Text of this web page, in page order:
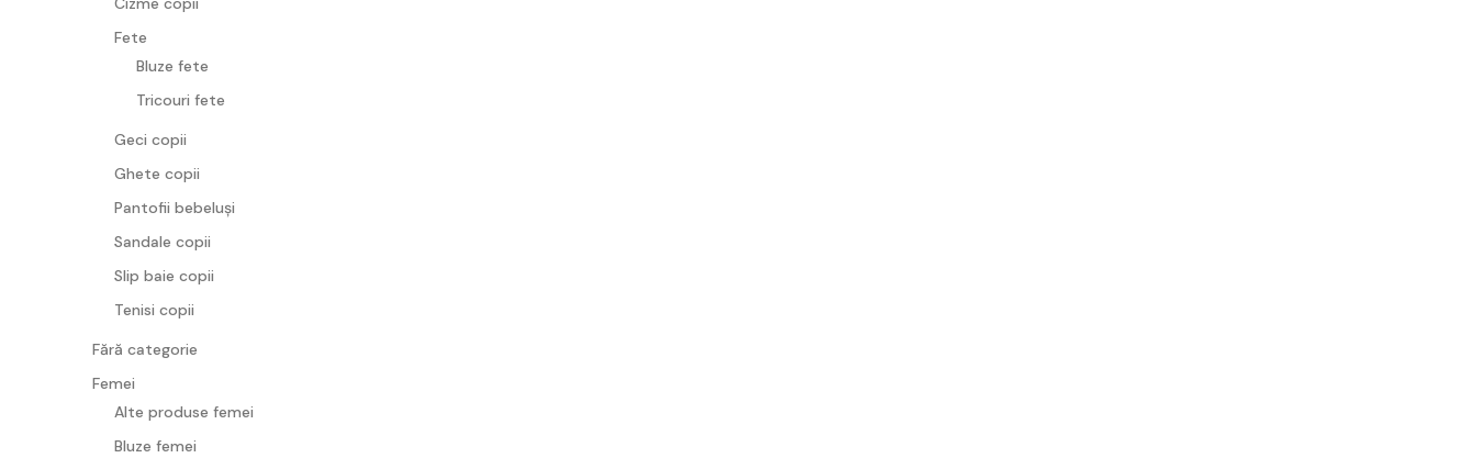
Fete
Bluze fete
Tricouri fete
Geci copii
Ghete copii
Pantofii bebeluși
Sandale copii
Slip baie copii
Tenisi copii
Fără categorie
Femei
Alte produse femei
Bluze femei